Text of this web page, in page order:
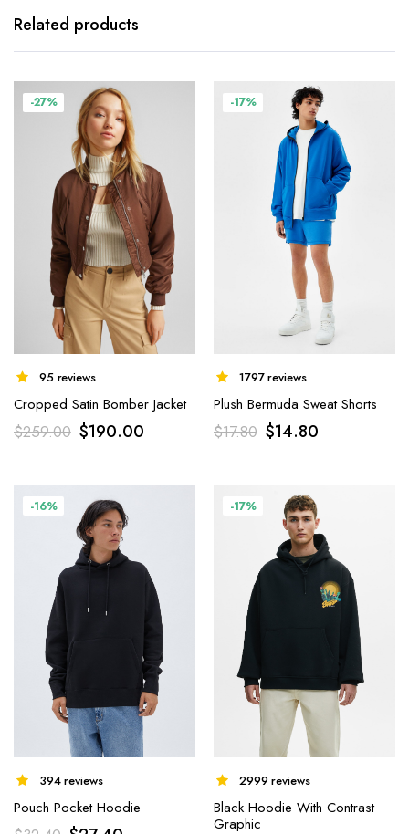
Related products
-27%
95 reviews
Cropped Satin Bomber Jacket
$259.00 $190.00
-17%
1797 reviews
Plush Bermuda Sweat Shorts
$17.80 $14.80
-16%
394 reviews
Pouch Pocket Hoodie
-17%
2999 reviews
Black Hoodie With Contrast
Graphic